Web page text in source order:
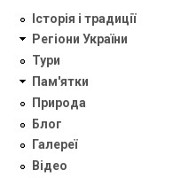
Історія і традиції
Регіони України
Тури
Пам'ятки
Природа
Блог
Галереї
Відео